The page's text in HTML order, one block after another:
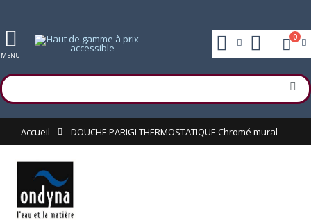
MENU
0
Accueil DOUCHE PARIGI THERMOSTATIQUE Chromé mural